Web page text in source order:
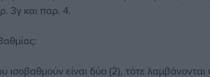
3γ και παρ. 4.
ισοβαθμούν είναι δύο (2), τότε